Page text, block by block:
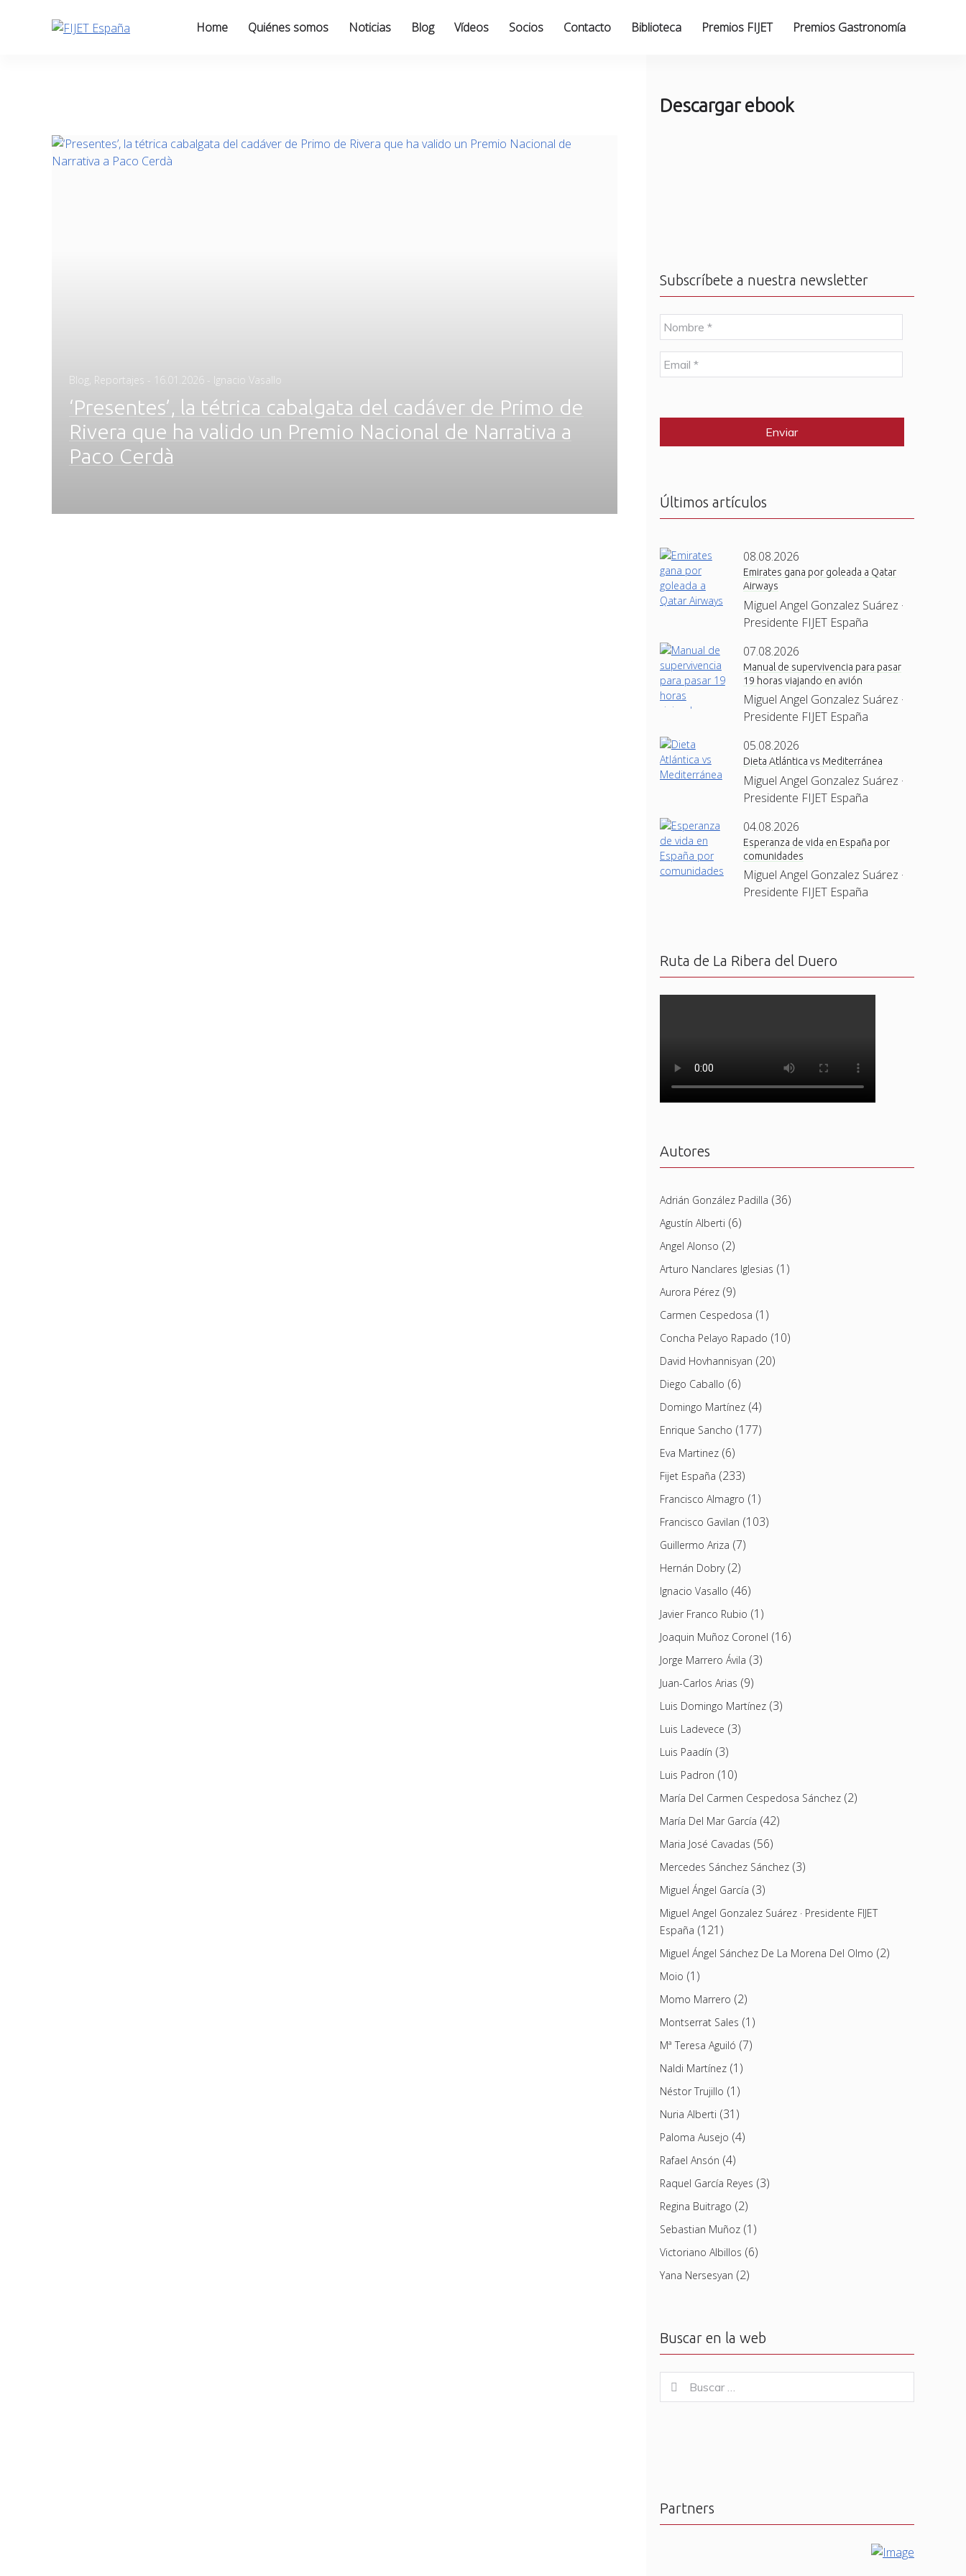
Home Quiénes somos Noticias Blog Vídeos Socios Contacto Biblioteca Premios FIJET Premios Gastronomía
Blog, Reportajes - Posted
16.01.2026 - Ignacio Vasallo
‘Presentes’, la tétrica cabalgata del cadáver de Primo de
Rivera que ha valido un Premio Nacional de Narrativa a
Paco Cerdà
Descargar ebook
Subscríbete a nuestra newsletter
N
o
m
b
r
E
m
l
Últimos artículos
08.08.2026
Emirates gana por goleada a Qatar
Airways
Miguel Angel Gonzalez Suárez ·
Presidente FIJET España
07.08.2026
Manual de supervivencia para pasar
19 horas viajando en avión
Miguel Angel Gonzalez Suárez ·
Presidente FIJET España
05.08.2026
Dieta Atlántica vs Mediterránea
Miguel Angel Gonzalez Suárez ·
Presidente FIJET España
04.08.2026
Esperanza de vida en España por
comunidades
Miguel Angel Gonzalez Suárez ·
Presidente FIJET España
Ruta de La Ribera del Duero
Autores
Adrián González Padilla (36)
Agustín Alberti (6)
Angel Alonso (2)
Arturo Nanclares Iglesias (1)
Aurora Pérez(9)
Carmen Cespedosa (1)
Concha Pelayo Rapado (10)
David Hovhannisyan (20)
Diego Caballo (6)
Domingo Martínez(4)
Enrique Sancho (177)
Eva Martinez(6)
Fijet España (233)
Francisco Almagro (1)
Francisco Gavilan (103)
Guillermo Ariza (7)
Hernán Dobry(2)
Ignacio Vasallo (46)
Javier Franco Rubio (1)
Joaquin Muñoz Coronel (16)
Jorge Marrero Ávila (3)
Juan-Carlos Arias (9)
Luis Domingo Martínez(3)
Luis Ladevece (3)
Luis Paadín (3)
Luis Padron (10)
María Del Carmen Cespedosa Sánchez(2)
María Del Mar García (42)
Maria José Cavadas (56)
Mercedes Sánchez Sánchez(3)
Miguel Ángel García (3)
Miguel Angel Gonzalez Suárez · Presidente FIJET
España (121)
Miguel Ángel Sánchez De La Morena Del Olmo (2)
Moio (1)
Momo Marrero (2)
Montserrat Sales (1)
Mª Teresa Aguiló (7)
Naldi Martínez(1)
Néstor Trujillo (1)
Nuria Alberti (31)
Paloma Ausejo (4)
Rafael Ansón (4)
Raquel García Reyes (3)
Regina Buitrago (2)
Sebastian Muñoz(1)
Victoriano Albillos (6)
Yana Nersesyan (2)
Buscar en la web
for:
Buscar
Partners